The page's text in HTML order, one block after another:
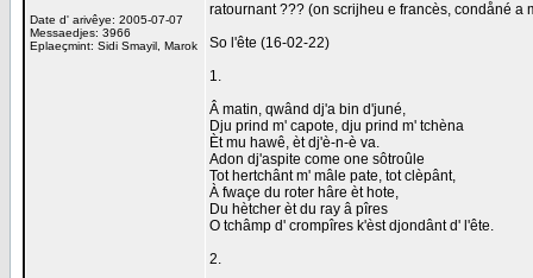
Date d' arivêye: 2005-07-07
Messaedjes: 3966
Eplaeçmint: Sidi Smayil, Marok
ratournant ??? (on scrijheu e francès, condåné a
So l'ête (16-02-22)
1.
Â matin, qwând dj'a bin d'juné,
Dju prind m' capote, dju prind m' tchèna
Èt mu hawê, èt dj'è-n-è va.
Adon dj'aspite come one sôtroûle
Tot hertchânt m' mâle pate, tot clèpânt,
À fwaçe du roter hâre èt hote,
Du hètcher èt du ray â pîres
O tchâmp d' crompîres k'èst djondânt d' l'ête.
2.